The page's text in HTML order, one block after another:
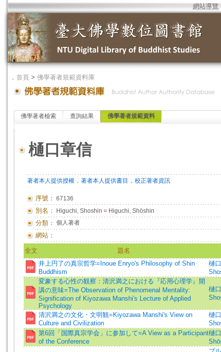
網站導覽
． 首頁 > 佛學著者規範資料庫
佛學著者檢索 查詢結果 佛學著者規範資料
樋口章信
著者本人提供授權 ． 著者本人提供書目 ． 校正著者資訊
序號： 67136
別名： Higuchi, Shoshin = Higuchi, Shōshin
分類： 個人著者
網站：
全文
題名
井上円了の真宗哲学=Inoue Enryo's Philosophy of Shin
Buddhism
樋
変象する心性の観察：清沢満之における『応用心理学』開
講の意味=The Observation of Phenomenal Mentality:
Signification of Kiyozawa Manshi's Lecture of Applied
Psychology
樋
清沢満之の文化・文明観=Kiyozawa Manshi's View on
Culture and Civilization
樋
第6回「国際真宗学会」に参加して=A View as a Participant
of the Conference
樋